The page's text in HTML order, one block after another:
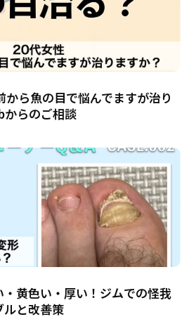
ら魚の目で悩んでますが治り
からのご相談
黄色い・厚い！ジムでの怪我
ルと改善策